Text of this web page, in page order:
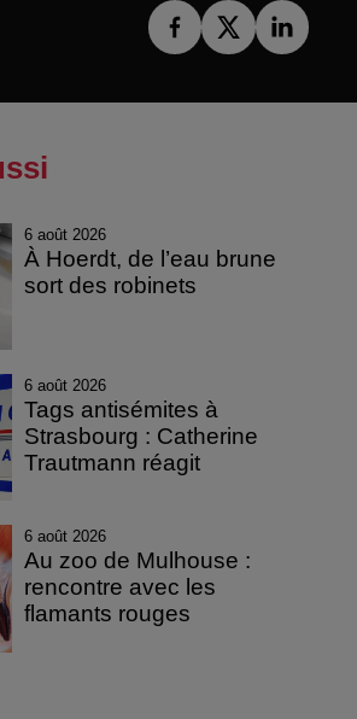
6 août 2026
À Hoerdt, de l’eau brune
sort des robinets
6 août 2026
Tags antisémites à
Strasbourg : Catherine
Trautmann réagit
6 août 2026
Au zoo de Mulhouse :
rencontre avec les
flamants rouges